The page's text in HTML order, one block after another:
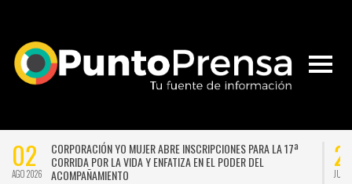
02
AGO 2026
CORPORACIÓN YO MUJER ABRE INSCRIPCIONES PARA LA 17ª
CORRIDA POR LA VIDA Y ENFATIZA EN EL PODER DEL
ACOMPAÑAMIENTO
JUL